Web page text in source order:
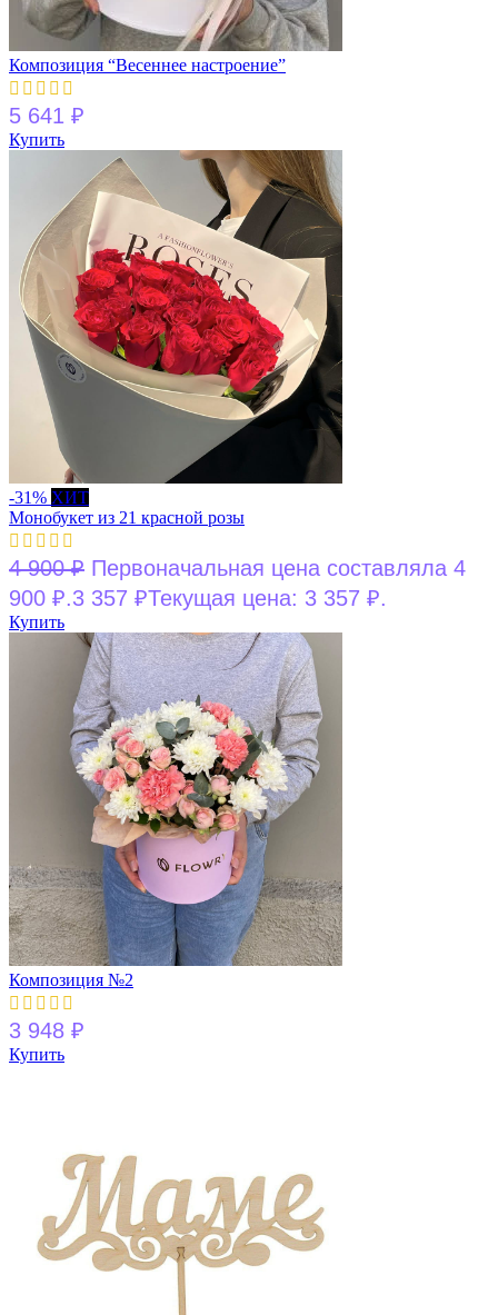
Композиция “Весеннее настроение”
5 641 ₽
Купить
-31% ХИТ
Монобукет из 21 красной розы
4 900₽ Первоначальная цена составляла 4
900 ₽.3 357 ₽Текущая цена: 3 357 ₽.
Купить
Композиция №2
3 948 ₽
Купить